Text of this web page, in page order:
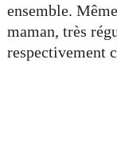
ensemble.
maman, très
respectivement